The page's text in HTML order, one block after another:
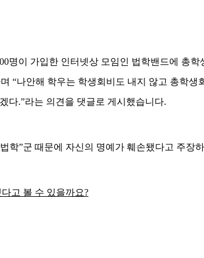
명이 가입한 인터넷상 모임인 법학밴드에 총
“나안해 학우는 학생회비도 내지 않고 총학생
다.”라는 의견을 댓글로 게시했습니다.
학”군 때문에 자신의 명예가 훼손됐다고 주장
고 볼 수 있을까요?